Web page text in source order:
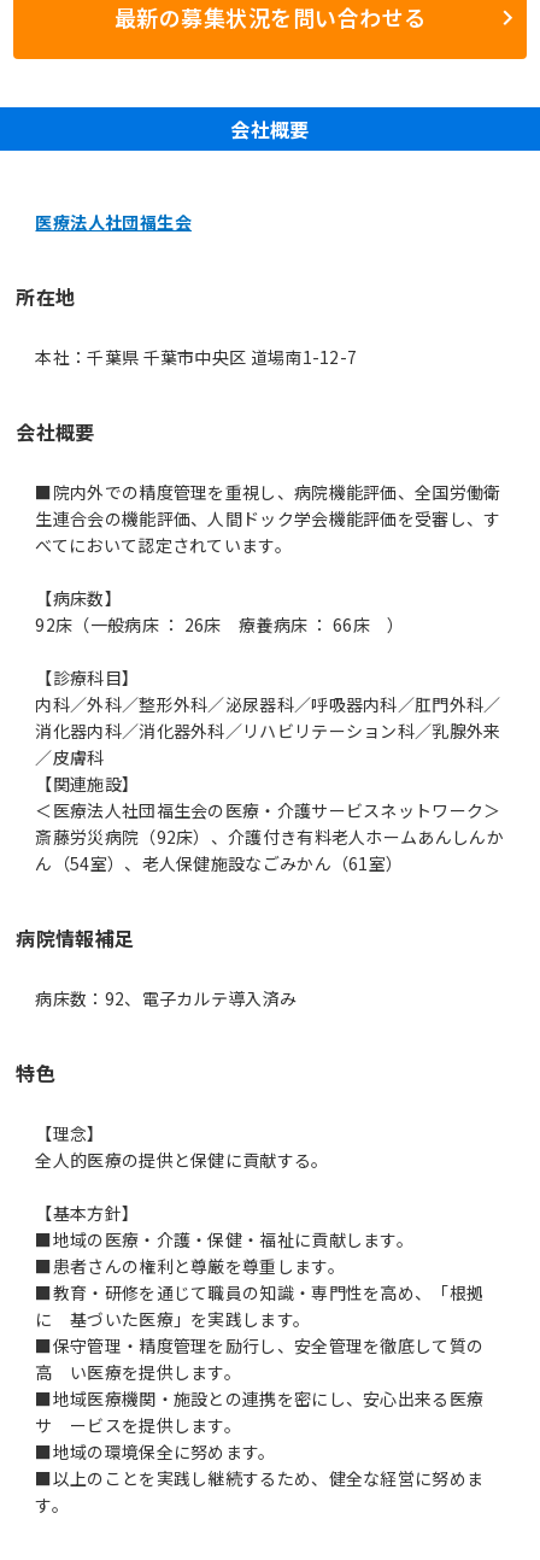
最新の募集状況を問い合わせる
会社概要
医療法人社団福生会
所在地
本社：千葉県 千葉市中央区 道場南1-12-7
会社概要
■院内外での精度管理を重視し、病院機能評価、全国労働衛
生連合会の機能評価、人間ドック学会機能評価を受審し、す
べてにおいて認定されています。
【病床数】
92床（一般病床 ： 26床 療養病床 ： 66床 ）
【診療科目】
内科／外科／整形外科／泌尿器科／呼吸器内科／肛門外科／
消化器内科／消化器外科／リハビリテーション科／乳腺外来
／皮膚科
【関連施設】
＜医療法人社団福生会の医療・介護サービスネットワーク＞
斎藤労災病院（92床）、介護付き有料老人ホームあんしんか
ん（54室）、老人保健施設なごみかん（61室）
病院情報補足
病床数：92、電子カルテ導入済み
特色
【理念】
全人的医療の提供と保健に貢献する。
【基本方針】
■地域の医療・介護・保健・福祉に貢献します。
■患者さんの権利と尊厳を尊重します。
■教育・研修を通じて職員の知識・専門性を高め、「根拠
に 基づいた医療」を実践します。
■保守管理・精度管理を励行し、安全管理を徹底して質の
高 い医療を提供します。
■地域医療機関・施設との連携を密にし、安心出来る医療
サ ービスを提供します。
■地域の環境保全に努めます。
■以上のことを実践し継続するため、健全な経営に努めま
す。